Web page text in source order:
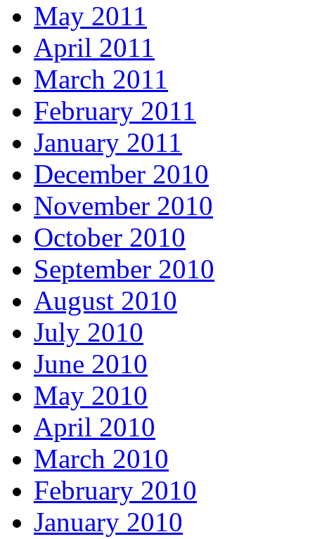
May 2011
April 2011
March 2011
February 2011
January 2011
December 2010
November 2010
October 2010
September 2010
August 2010
July 2010
June 2010
May 2010
April 2010
March 2010
February 2010
January 2010